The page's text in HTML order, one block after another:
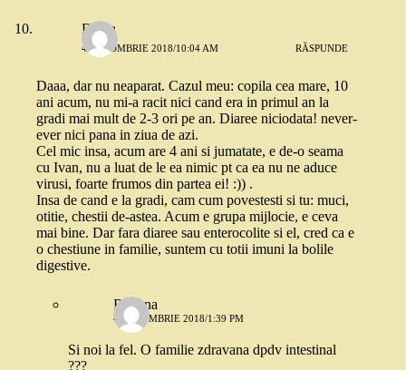
Diana
4 OCTOMBRIE 2018/10:04 AM RĂSPUNDE
Daaa, dar nu neaparat. Cazul meu: copila cea mare, 10
ani acum, nu mi-a racit nici cand era in primul an la
gradi mai mult de 2-3 ori pe an. Diaree niciodata! never-
ever nici pana in ziua de azi.
Cel mic insa, acum are 4 ani si jumatate, e de-o seama
cu Ivan, nu a luat de le ea nimic pt ca ea nu ne aduce
virusi, foarte frumos din partea ei! :)) .
Insa de cand e la gradi, cam cum povestesti si tu: muci,
otitie, chestii de-astea. Acum e grupa mijlocie, e ceva
mai bine. Dar fara diaree sau enterocolite si el, cred ca e
o chestiune in familie, suntem cu totii imuni la bolile
digestive.
Roxana
4 OCTOMBRIE 2018/1:39 PM
Si noi la fel. O familie zdravana dpdv intestinal
???